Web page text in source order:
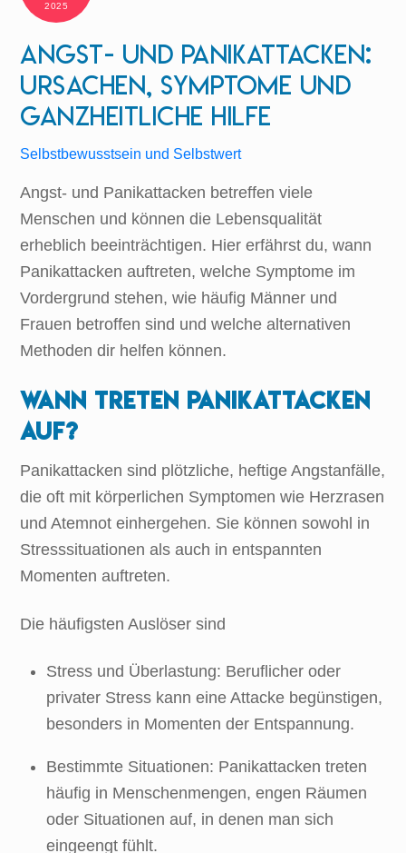
2025
Angst- und Panikattacken:
Ursachen, Symptome und
ganzheitliche Hilfe
Selbstbewusstsein und Selbstwert
Angst- und Panikattacken betreffen viele
Menschen und können die Lebensqualität
erheblich beeinträchtigen. Hier erfährst du, wann
Panikattacken auftreten, welche Symptome im
Vordergrund stehen, wie häufig Männer und
Frauen betroffen sind und welche alternativen
Methoden dir helfen können.
Wann treten Panikattacken
auf?
Panikattacken sind plötzliche, heftige Angstanfälle,
die oft mit körperlichen Symptomen wie Herzrasen
und Atemnot einhergehen. Sie können sowohl in
Stresssituationen als auch in entspannten
Momenten auftreten.
Die häufigsten Auslöser sind
Stress und Überlastung: Beruflicher oder
privater Stress kann eine Attacke begünstigen,
besonders in Momenten der Entspannung.
Bestimmte Situationen: Panikattacken treten
häufig in Menschenmengen, engen Räumen
oder Situationen auf, in denen man sich
eingeengt fühlt.